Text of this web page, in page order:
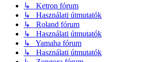
↳ Ketron fórum
↳ Használati útmutatók
↳ Roland fórum
↳ Használati útmutatók
↳ Yamaha fórum
↳ Használati útmutatók